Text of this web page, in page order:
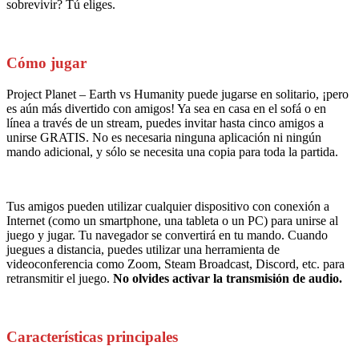
sobrevivir? Tú eliges.
Cómo jugar
Project Planet – Earth vs Humanity puede jugarse en solitario, ¡pero
es aún más divertido con amigos! Ya sea en casa en el sofá o en
línea a través de un stream, puedes invitar hasta cinco amigos a
unirse GRATIS. No es necesaria ninguna aplicación ni ningún
mando adicional, y sólo se necesita una copia para toda la partida.
Tus amigos pueden utilizar cualquier dispositivo con conexión a
Internet (como un smartphone, una tableta o un PC) para unirse al
juego y jugar. Tu navegador se convertirá en tu mando. Cuando
juegues a distancia, puedes utilizar una herramienta de
videoconferencia como Zoom, Steam Broadcast, Discord, etc. para
retransmitir el juego. No olvides activar la transmisión de audio.
Características principales